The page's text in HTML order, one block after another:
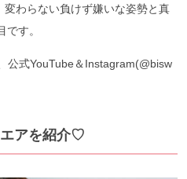
わらない負けず嫌いな姿勢と真
す。
公式YouTube＆Instagram(@bisw
アを紹介♡